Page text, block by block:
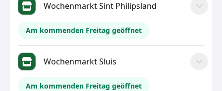
Wochenmarkt Sint Philipsland
Am kommenden Freitag geöffnet
Wochenmarkt Sluis
Am kommenden Freitag geöffnet